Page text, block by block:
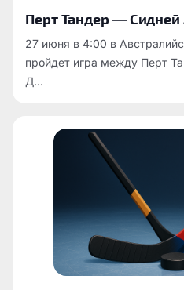
Перт Тандер — Сидней
27 июня в 4:00 в
пройдет игра между Перт
Д...